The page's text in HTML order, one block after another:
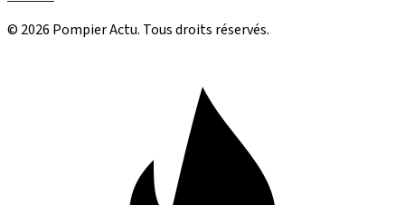
© 2026 Pompier Actu. Tous droits réservés.